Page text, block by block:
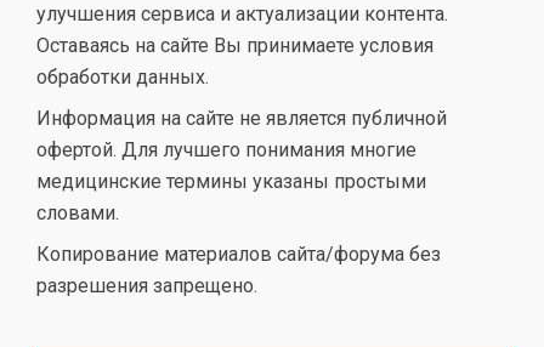
улучшения сервиса и актуализации контента.
Оставаясь на сайте Вы принимаете условия
обработки данных.
Информация на сайте не является публичной
офертой. Для лучшего понимания многие
медицинские термины указаны простыми
словами.
Копирование материалов сайта/форума без
разрешения запрещено.